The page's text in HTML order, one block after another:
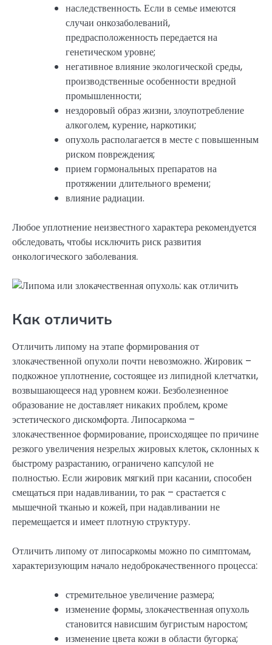
наследственность. Если в семье имеются
случаи онкозаболеваний,
предрасположенность передается на
генетическом уровне;
негативное влияние экологической среды,
производственные особенности вредной
промышленности;
нездоровый образ жизни, злоупотребление
алкоголем, курение, наркотики;
опухоль располагается в месте с повышенным
риском повреждения;
прием гормональных препаратов на
протяжении длительного времени;
влияние радиации.
Любое уплотнение неизвестного характера рекомендуется
обследовать, чтобы исключить риск развития
онкологического заболевания.
Как отличить
Отличить липому на этапе формирования от
злокачественной опухоли почти невозможно. Жировик –
подкожное уплотнение, состоящее из липидной клетчатки,
возвышающееся над уровнем кожи. Безболезненное
образование не доставляет никаких проблем, кроме
эстетического дискомфорта. Липосаркома –
злокачественное формирование, происходящее по причине
резкого увеличения незрелых жировых клеток, склонных к
быстрому разрастанию, ограничено капсулой не
полностью. Если жировик мягкий при касании, способен
смещаться при надавливании, то рак – срастается с
мышечной тканью и кожей, при надавливании не
перемещается и имеет плотную структуру.
Отличить липому от липосаркомы можно по симптомам,
характеризующим начало недоброкачественного процесса:
стремительное увеличение размера;
изменение формы, злокачественная опухоль
становится нависшим бугристым наростом;
изменение цвета кожи в области бугорка;